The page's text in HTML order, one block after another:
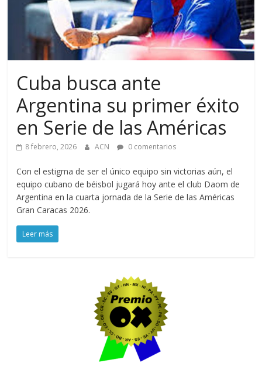
Cuba busca ante
Argentina su primer éxito
en Serie de las Américas
8 febrero, 2026 ACN 0 comentarios
Con el estigma de ser el único equipo sin victorias aún, el
equipo cubano de béisbol jugará hoy ante el club Daom de
Argentina en la cuarta jornada de la Serie de las Américas
Gran Caracas 2026.
Leer más